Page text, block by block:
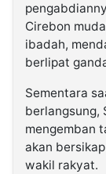
Cirebon
ibadah,
berlipat
Sementara
berlangsung,
mengemban
akan
wakil rakyat.